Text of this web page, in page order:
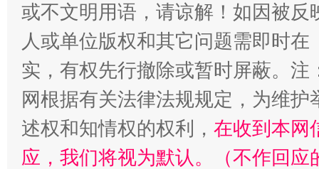
或不文明用语，请谅解！如因被
人或单位版权和其它问题需即时在
实，有权先行撤除或暂时屏蔽。
网根据有关法律法规规定，为维
述权和知情权的权利， 在收到本网
应，我们将视为默认。（不作回应